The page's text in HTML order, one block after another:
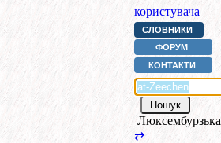
користувача
СЛОВНИКИ
ФОРУМ
КОНТАКТИ
Люксембурзька
⇄